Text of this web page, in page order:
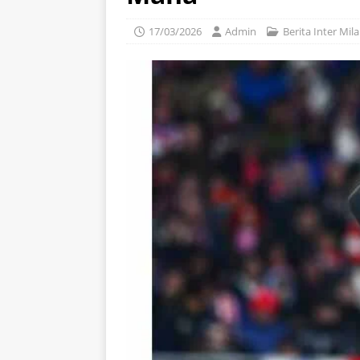
17/03/2026 Admin Berita Inter